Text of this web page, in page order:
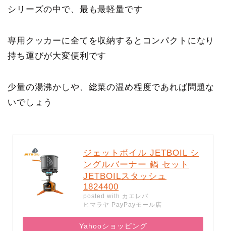
シリーズの中で、最も最軽量です
専用クッカーに全てを収納するとコンパクトになり
持ち運びが大変便利です
少量の湯沸かしや、総菜の温め程度であれば問題な
いでしょう
ジェットボイル JETBOIL シ
ングルバーナー 鍋 セット
JETBOILスタッシュ
1824400
posted with カエレバ
ヒマラヤ PayPayモール店
Yahooショッピング